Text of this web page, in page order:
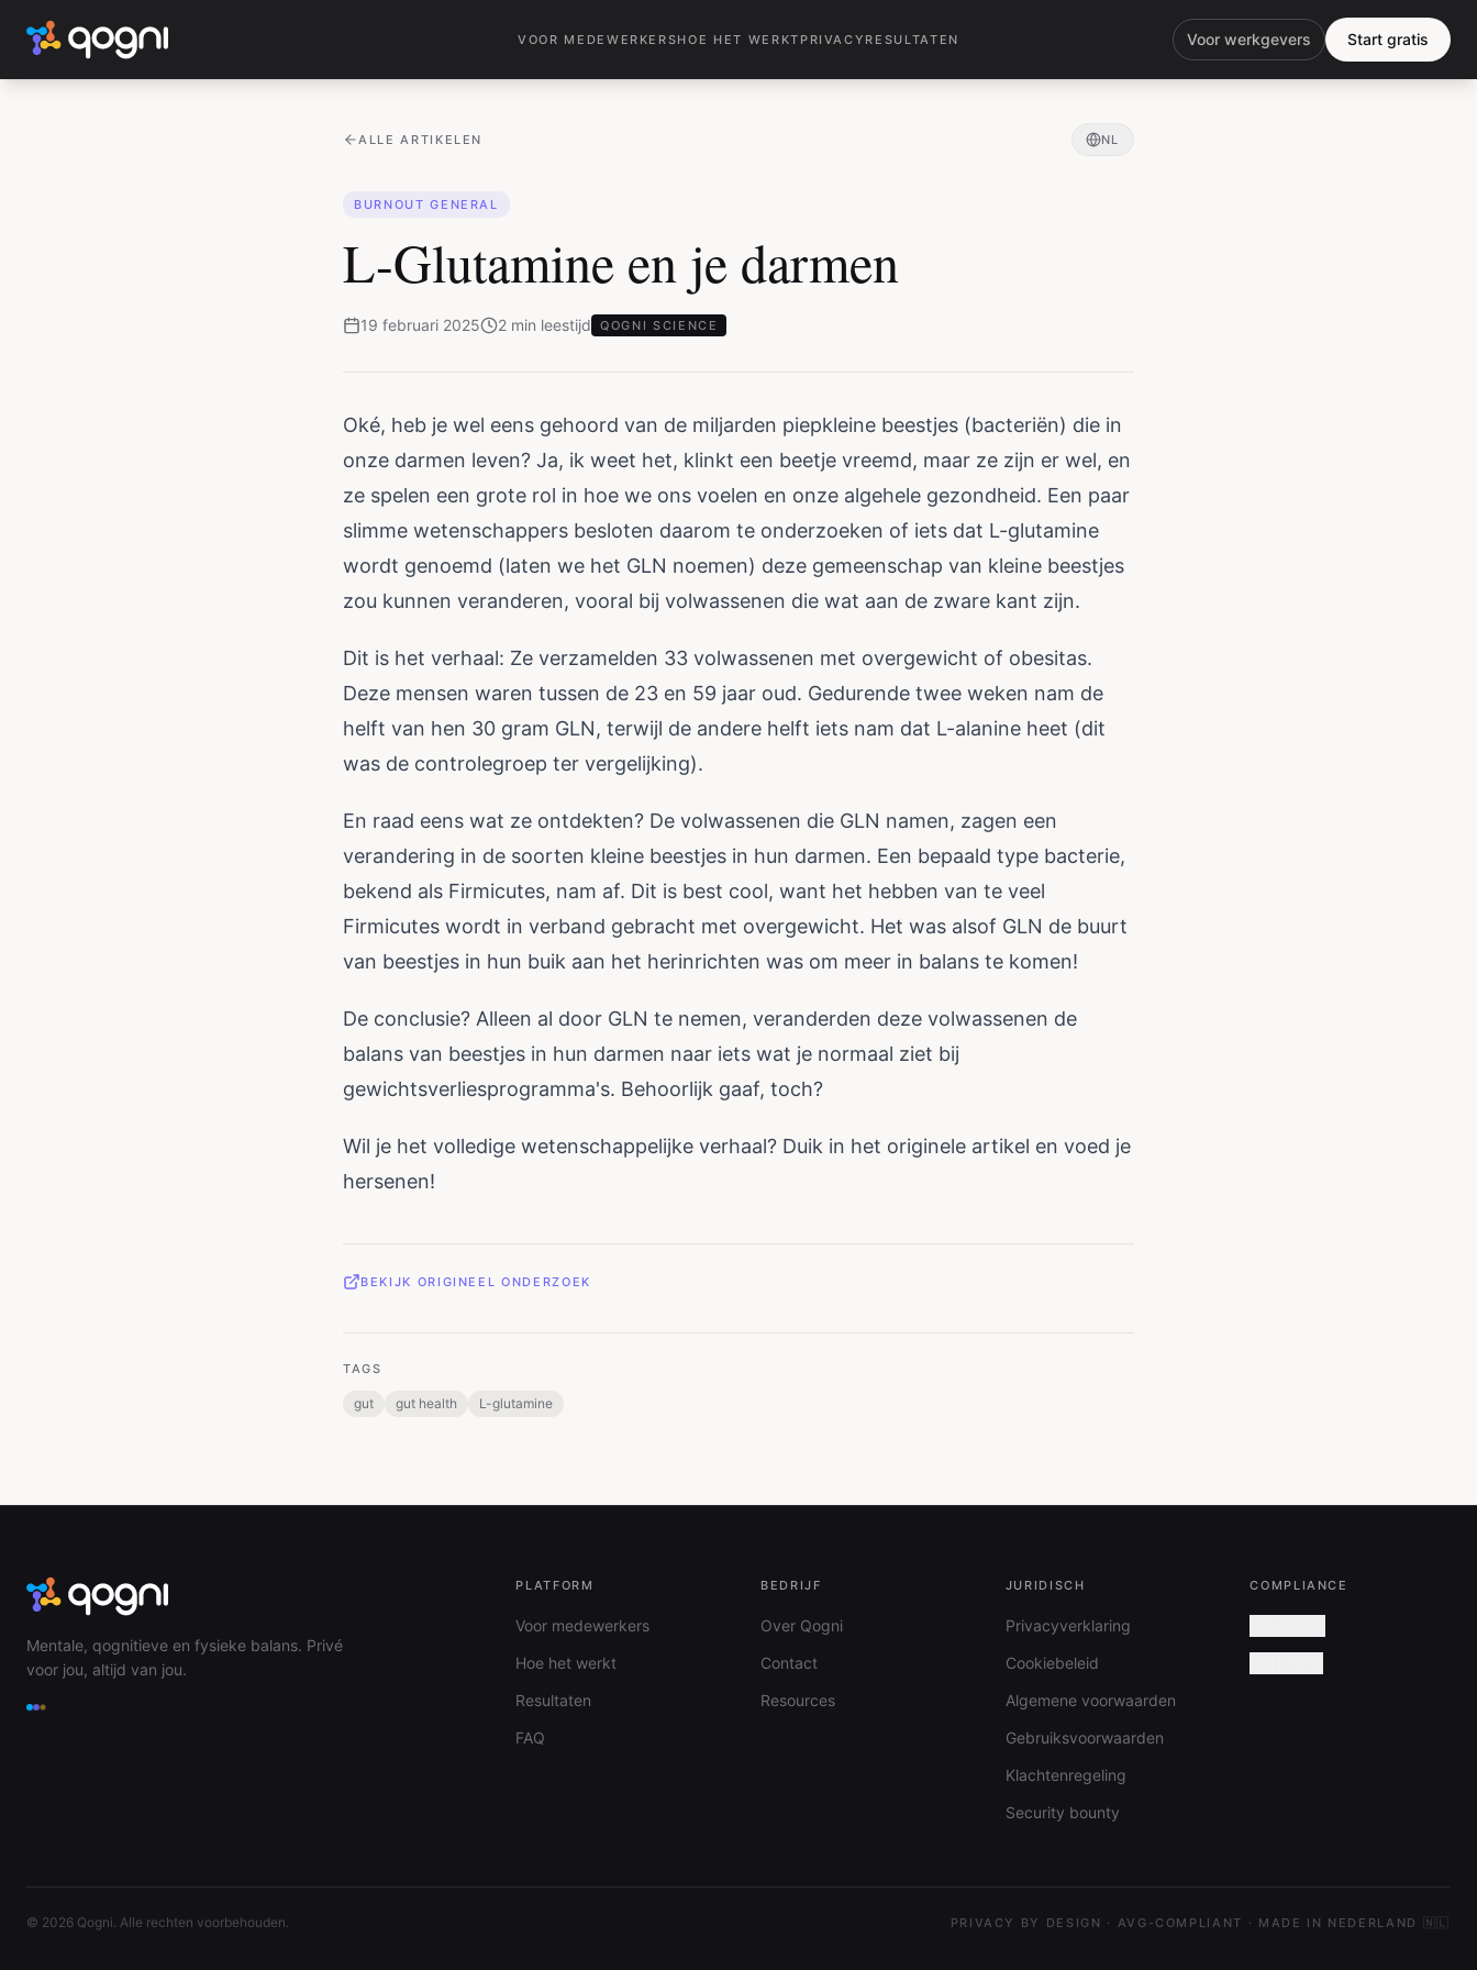
VOOR MEDEWERKERSHOE HET WERKT PRIVACY RESULTATEN Voor werkgevers Start gratis
ALLE ARTIKELEN NL
BURNOUT GENERAL
L-Glutamine en je darmen
19 februari 2025 2 min leestijd QOGNI SCIENCE
Oké, heb je wel eens gehoord van de miljarden piepkleine beestjes (bacteriën) die in
onze darmen leven? Ja, ik weet het, klinkt een beetje vreemd, maar ze zijn er wel, en
ze spelen een grote rol in hoe we ons voelen en onze algehele gezondheid. Een paar
slimme wetenschappers besloten daarom te onderzoeken of iets dat L-glutamine
wordt genoemd (laten we het GLN noemen) deze gemeenschap van kleine beestjes
zou kunnen veranderen, vooral bij volwassenen die wat aan de zware kant zijn.
Dit is het verhaal: Ze verzamelden 33 volwassenen met overgewicht of obesitas.
Deze mensen waren tussen de 23 en 59 jaar oud. Gedurende twee weken nam de
helft van hen 30 gram GLN, terwijl de andere helft iets nam dat L-alanine heet (dit
was de controlegroep ter vergelijking).
En raad eens wat ze ontdekten? De volwassenen die GLN namen, zagen een
verandering in de soorten kleine beestjes in hun darmen. Een bepaald type bacterie,
bekend als Firmicutes, nam af. Dit is best cool, want het hebben van te veel
Firmicutes wordt in verband gebracht met overgewicht. Het was alsof GLN de buurt
van beestjes in hun buik aan het herinrichten was om meer in balans te komen!
De conclusie? Alleen al door GLN te nemen, veranderden deze volwassenen de
balans van beestjes in hun darmen naar iets wat je normaal ziet bij
gewichtsverliesprogramma's. Behoorlijk gaaf, toch?
Wil je het volledige wetenschappelijke verhaal? Duik in het originele artikel en voed je
hersenen!
BEKIJK ORIGINEEL ONDERZOEK
TAGS
gut gut health L-glutamine
Mentale, qognitieve en fysieke balans. Privé
voor jou, altijd van jou.
PLATFORM
Voor medewerkers
Hoe het werkt
Resultaten
FAQ
BEDRIJF
Over Qogni
Contact
Resources
JURIDISCH
Privacyverklaring
Cookiebeleid
Algemene voorwaarden
Gebruiksvoorwaarden
Klachtenregeling
Security bounty
COMPLIANCE
© 2026 Qogni. Alle rechten voorbehouden. PRIVACY BY DESIGN · AVG-COMPLIANT · MADE IN NEDERLAND 🇳🇱